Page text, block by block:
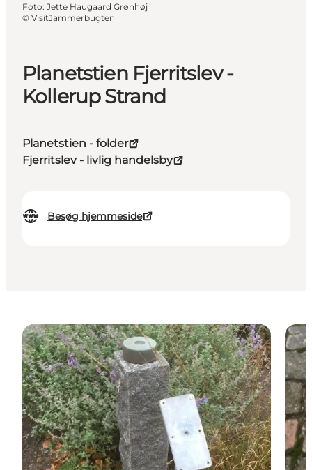
Planetstien Fjerritslev -
Kollerup Strand
Planetstien - folder
Fjerritslev - livlig handelsby
Besøg hjemmeside
Foto: Jette Haugaard Grønhøj
© VisitJammerbugten